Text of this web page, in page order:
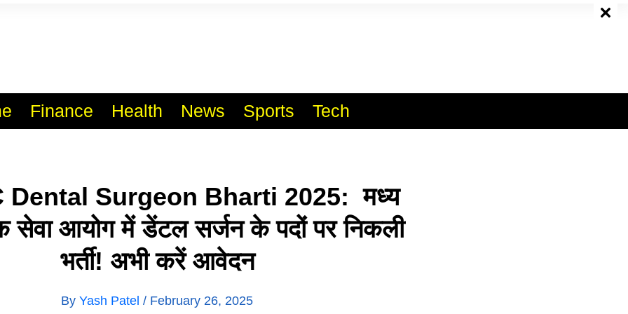
Finance Health News Sports Tech
Dental Surgeon Bharti 2025: मध्य
सेवा आयोग में डेंटल सर्जन के पदों पर निकली
भर्ती! अभी करें आवेदन
By Yash Patel / February 26, 2025